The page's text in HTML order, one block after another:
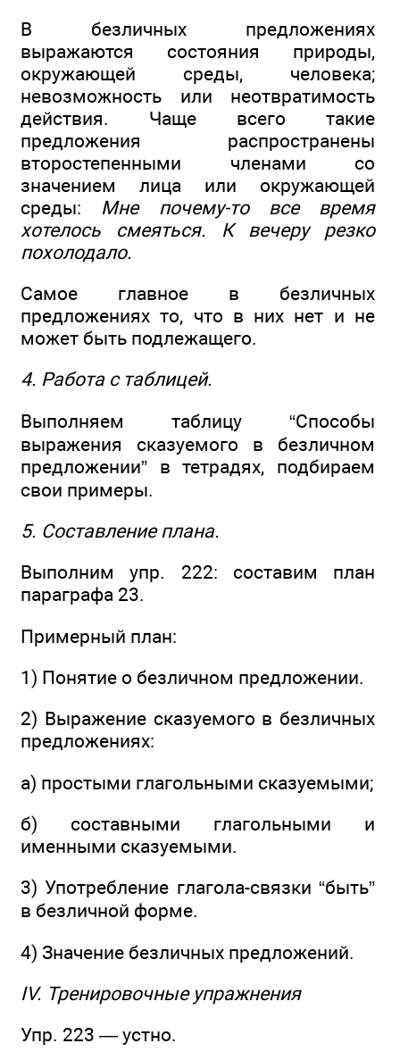
В безличных предложениях
выражаются состояния природы,
окружающей среды, человека;
невозможность или неотвратимость
действия. Чаще всего такие
предложения распространены
второстепенными членами со
значением лица или окружающей
среды: Мне почему-то все время
хотелось смеяться. К вечеру резко
похолодало.
Самое главное в безличных
предложениях то, что в них нет и не
может быть подлежащего.
4. Работа с таблицей.
Выполняем таблицу “Способы
выражения сказуемого в безличном
предложении” в тетрадях, подбираем
свои примеры.
5. Составление плана.
Выполним упр. 222: составим план
параграфа 23.
Примерный план:
1) Понятие о безличном предложении.
2) Выражение сказуемого в безличных
предложениях:
а) простыми глагольными сказуемыми;
б) составными глагольными и
именными сказуемыми.
3) Употребление глагола-связки “быть”
в безличной форме.
4) Значение безличных предложений.
IV. Тренировочные упражнения
Упр. 223 — устно.